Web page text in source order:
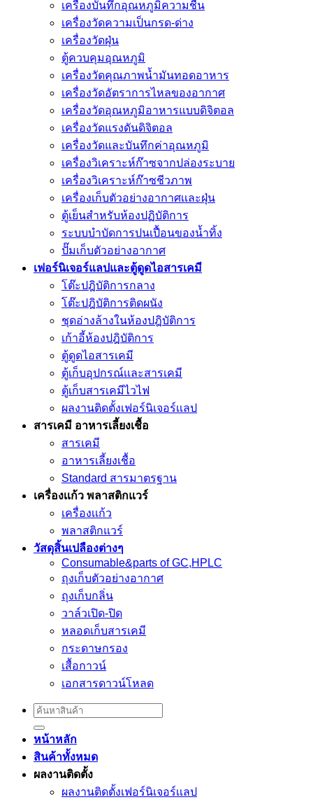
เครื่องบันทึกอุณหภูมิความชื้น
เครื่องวัดความเป็นกรด-ด่าง
เครื่องวัดฝุ่น
ตู้ควบคุมอุณหภูมิ
เครื่องวัดคุณภาพน้ำมันทอดอาหาร
เครื่องวัดอัตราการไหลของอากาศ
เครื่องวัดอุณหภูมิอาหารแบบดิจิตอล
เครื่องวัดแรงดันดิจิตอล
เครื่องวัดและบันทึกค่าอุณหภูมิ
เครื่องวิเคราะห์ก๊าซจากปล่องระบาย
เครื่องวิเคราะห์ก๊าซชีวภาพ
เครื่องเก็บตัวอย่างอากาศเเละฝุ่น
ตู้เย็นสำหรับห้องปฏิบัติการ
ระบบบำบัดการปนเปื้อนของน้ำทิ้ง
ปั๊มเก็บตัวอย่างอากาศ
เฟอร์นิเจอร์แลปและตู้ดูดไอสารเคมี
โต๊ะปฎิบัติการกลาง
โต๊ะปฎิบัติการติดผนัง
ชุดอ่างล้างในห้องปฎิบัติการ
เก้าอี้ห้องปฎิบัติการ
ตู้ดูดไอสารเคมี
ตู้เก็บอุปกรณ์เเละสารเคมี
ตู้เก็บสารเคมีไวไฟ
ผลงานติดตั้งเฟอร์นิเจอร์เเลป
สารเคมี อาหารเลี้ยงเชื้อ
สารเคมี
อาหารเลี้ยงเชื้อ
Standard สารมาตรฐาน
เครื่องเเก้ว พลาสติกแวร์
เครื่องเเก้ว
พลาสติกแวร์
วัสดุสิ้นเปลืองต่างๆ
Consumable&parts of GC,HPLC
ถุงเก็บตัวอย่างอากาศ
ถุงเก็บกลิ่น
วาล์วเปิด-ปิด
หลอดเก็บสารเคมี
กระดาษกรอง
เสื้อกาวน์
เอกสารดาวน์โหลด
Search
for:
หน้าหลัก
สินค้าทั้งหมด
ผลงานติดตั้ง
ผลงานติดตั้งเฟอร์นิเจอร์เเลป